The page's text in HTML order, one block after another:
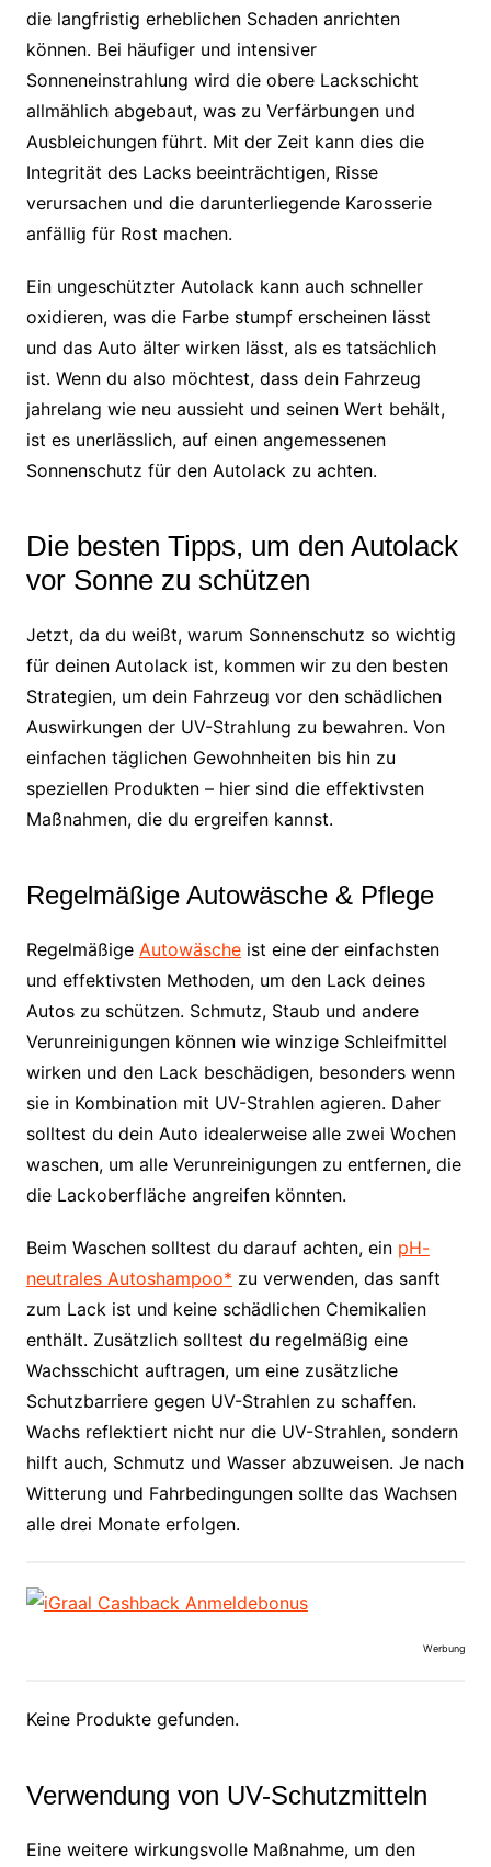
die langfristig erheblichen Schaden anrichten
können. Bei häufiger und intensiver
Sonneneinstrahlung wird die obere Lackschicht
allmählich abgebaut, was zu Verfärbungen und
Ausbleichungen führt. Mit der Zeit kann dies die
Integrität des Lacks beeinträchtigen, Risse
verursachen und die darunterliegende Karosserie
anfällig für Rost machen.
Ein ungeschützter Autolack kann auch schneller
oxidieren, was die Farbe stumpf erscheinen lässt
und das Auto älter wirken lässt, als es tatsächlich
ist. Wenn du also möchtest, dass dein Fahrzeug
jahrelang wie neu aussieht und seinen Wert behält,
ist es unerlässlich, auf einen angemessenen
Sonnenschutz für den Autolack zu achten.
Die besten Tipps, um den Autolack
vor Sonne zu schützen
Jetzt, da du weißt, warum Sonnenschutz so wichtig
für deinen Autolack ist, kommen wir zu den besten
Strategien, um dein Fahrzeug vor den schädlichen
Auswirkungen der UV-Strahlung zu bewahren. Von
einfachen täglichen Gewohnheiten bis hin zu
speziellen Produkten – hier sind die effektivsten
Maßnahmen, die du ergreifen kannst.
Regelmäßige Autowäsche & Pflege
Regelmäßige Autowäscheist eine der einfachsten
und effektivsten Methoden, um den Lack deines
Autos zu schützen. Schmutz, Staub und andere
Verunreinigungen können wie winzige Schleifmittel
wirken und den Lack beschädigen, besonders wenn
sie in Kombination mit UV-Strahlen agieren. Daher
solltest du dein Auto idealerweise alle zwei Wochen
waschen, um alle Verunreinigungen zu entfernen, die
die Lackoberfläche angreifen könnten.
Beim Waschen solltest du darauf achten, ein pH-
neutrales Autoshampoo* zu verwenden, das sanft
zum Lack ist und keine schädlichen Chemikalien
enthält. Zusätzlich solltest du regelmäßig eine
Wachsschicht auftragen, um eine zusätzliche
Schutzbarriere gegen UV-Strahlen zu schaffen.
Wachs reflektiert nicht nur die UV-Strahlen, sondern
hilft auch, Schmutz und Wasser abzuweisen. Je nach
Witterung und Fahrbedingungen sollte das Wachsen
alle drei Monate erfolgen.
Werbung
Keine Produkte gefunden.
Verwendung von UV-Schutzmitteln
Eine weitere wirkungsvolle Maßnahme, um den